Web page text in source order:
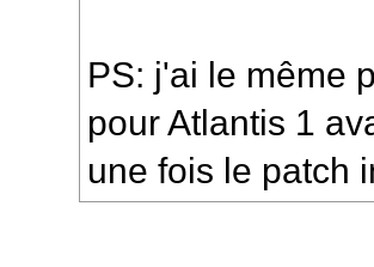
PS: j'ai le même
pour Atlantis 1
une fois le patch